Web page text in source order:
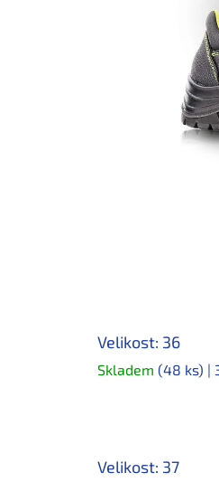
Velikost: 36
Skladem (48 ks) |
Velikost: 37